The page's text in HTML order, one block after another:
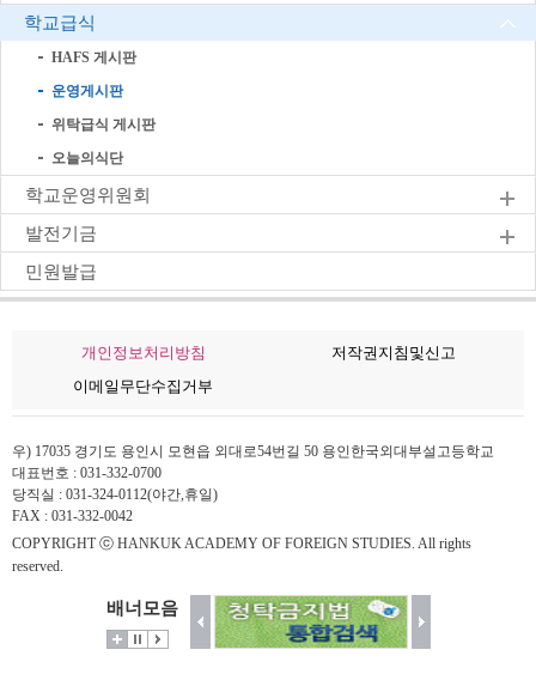
학교급식
HAFS 게시판
운영게시판
위탁급식 게시판
오늘의식단
학교운영위원회
발전기금
민원발급
개인정보처리방침
저작권지침및신고
이메일무단수집거부
우) 17035 경기도 용인시 모현읍 외대로54번길 50 용인한국외대부설고등학교
대표번호 : 031-332-0700
당직실 : 031-324-0112(야간,휴일)
FAX : 031-332-0042
COPYRIGHT ⓒ HANKUK ACADEMY OF FOREIGN STUDIES. All rights
reserved.
배너모음